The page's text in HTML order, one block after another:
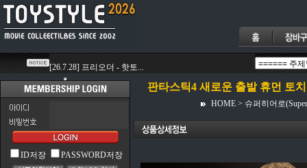
ID저장 PASSWORD저장
판타스틱4 새로운 출발 휴먼 토
HOME > 슈퍼히어로